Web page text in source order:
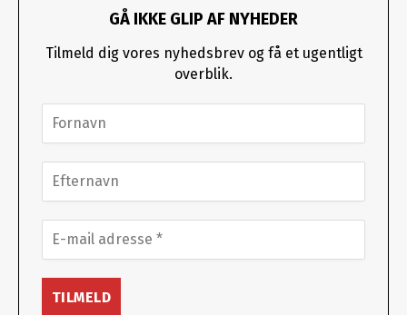
GÅ IKKE GLIP AF NYHEDER
Tilmeld dig vores nyhedsbrev og få et ugentligt
overblik.